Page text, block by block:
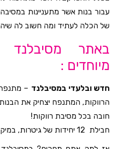
עבור בנות אשר מתעניינות
של הכלה לעתיד ומה חשוב לה
באתר מסיבלנד
מיוחדים :
חדש ובלעדי במסיבלנד –
הרווקות, המתנפח יצחיק את
חובה בכל מסיבת רווקות!
חבילת 12 יחידות של גיטרות, במיקס צבעים .